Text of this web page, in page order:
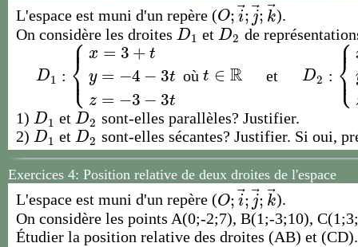
L'espace est muni d'un repère (O; i⃗; j⃗; k⃗
O;i →;j →;k
).
On considère les droites D1
D1 et D2
D2 de
D1
D1 : ⎧
⎩
⎨⎪
⎪
x = 3 + t
y = −4 − 3t
z = −3 − 3t
{x =3+t y=− 4− 3tz =−3− 3t
oùt ∈ R
t∈R etD2
D2 : ⎧
⎩
⎨⎪
⎪
{x
1) D1
D1 etD2
D2 sont-elles parallèles? Justifier.
2) D1
D1 etD2
D2 sont-elles sécantes? Justifier. Si oui,
Exercices 4: Position relative de deux droites de l'espace
L'espace est muni d'un repère (O; i⃗; j⃗; k⃗
O;i →;j →;k
).
On considère les points A(0;-2;7), B(1;-3;10),
Étudier la position relative des droites (AB) et (CD).